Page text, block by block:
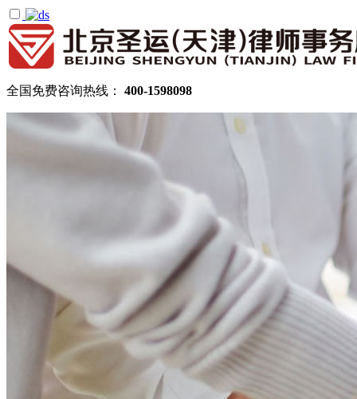
全国免费咨询热线： 400-1598098
律所公告
拆迁律师团队
民商律师团队
部门领域
公司商务部
民事纠纷部
涉外法律事务部